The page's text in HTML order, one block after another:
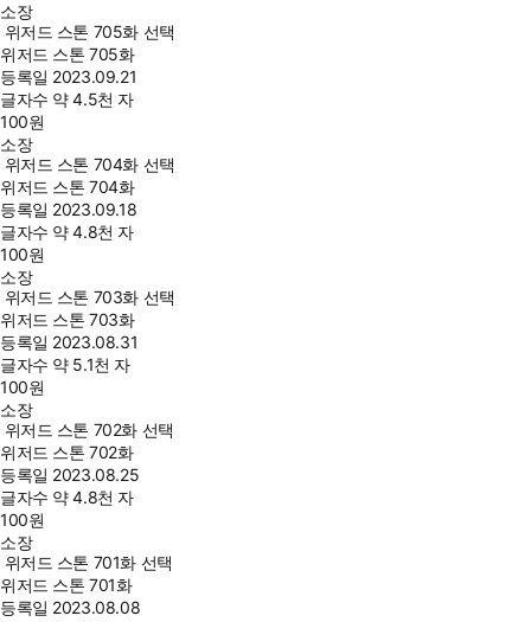
소장
위저드 스톤 705화 선택
위저드 스톤 705화
등록일 2023.09.21
글자수 약 4.5천 자
100원
소장
위저드 스톤 704화 선택
위저드 스톤 704화
등록일 2023.09.18
글자수 약 4.8천 자
100원
소장
위저드 스톤 703화 선택
위저드 스톤 703화
등록일 2023.08.31
글자수 약 5.1천 자
100원
소장
위저드 스톤 702화 선택
위저드 스톤 702화
등록일 2023.08.25
글자수 약 4.8천 자
100원
소장
위저드 스톤 701화 선택
위저드 스톤 701화
등록일 2023.08.08